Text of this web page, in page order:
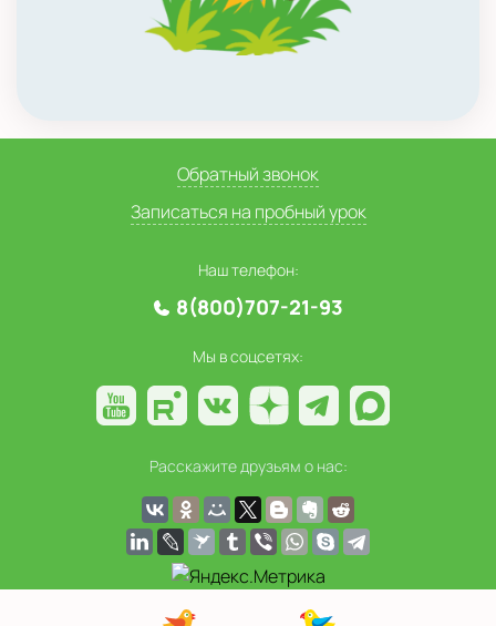
Обратный звонок
Записаться на пробный урок
Наш телефон:
8(800)707-21-93
Мы в соцсетях:
Расскажите друзьям о нас: